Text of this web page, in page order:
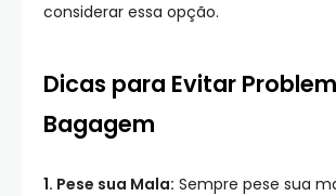
considerar essa opção.
Dicas para Evitar
Bagagem
1. Pese sua Mala: Sempre pese sua